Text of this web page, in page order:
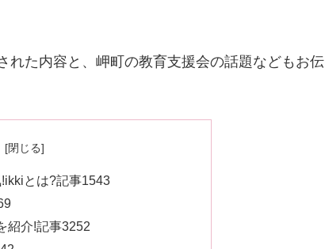
れた内容と、岬町の教育支援会の話題などもお伝
とは?記事1543
紹介!記事3252